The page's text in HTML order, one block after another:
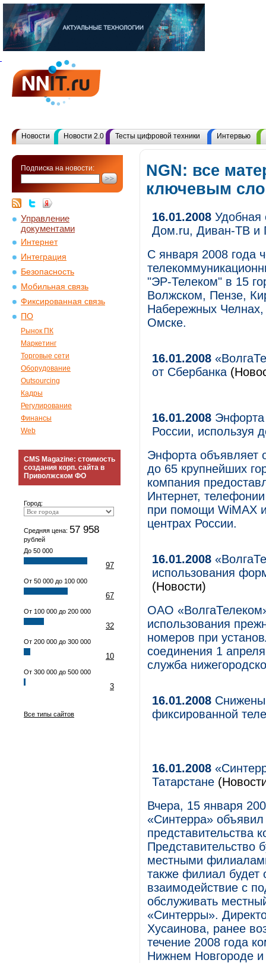
Новости Новости 2.0 Тесты цифровой техники Интервью
Подписка на новости:
Управление
документами
Интернет
Интеграция
Безопасность
Мобильная связь
Фиксированная связь
ПО
Рынок ПК
Маркетинг
Торговые сети
Оборудование
Outsourcing
Кадры
Регулирование
Финансы
Web
CMS Magazine: стоимость
создания корп. сайта в
Приволжском ФО
Город:
Средняя цена: 57 958
рублей
До 50 000
97
От 50 000 до 100 000
67
От 100 000 до 200 000
32
От 200 000 до 300 000
10
От 300 000 до 500 000
3
Все типы сайтов
NGN: все
ключевым
16.01.2008 Удобная
Дом.ru, Диван-ТВ и
С января 2008 года
"ЭР-Телеком" в 15
Волжском, Пензе,
Набережных
Омске.
16.01.2008
от Сбербанка
16.01.2008 Энфорта
России, используя
Энфорта объявляет
до 65 крупнейших
компания
Интернет,
при помощи WiMAX
центрах России.
16.01.2008
использования
(Новости)
ОАО
использования
номеров при
соединения 1
служба
16.01.2008
фиксированной
16.01.2008
Татарстане
Вчера, 15 января
«Синтерра»
представительства
Представительство
местными
также филиал будет
взаимодействие с
обслуживать
«Синтерры».
Хусаинова, ранее
течение 2008 года
Нижнем Новгороде